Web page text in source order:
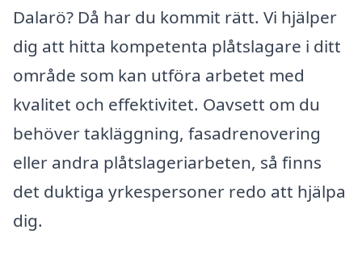
Dalarö? Då har du kommit rätt. Vi hjälper
dig att hitta kompetenta plåtslagare i ditt
område som kan utföra arbetet med
kvalitet och effektivitet. Oavsett om du
behöver takläggning, fasadrenovering
eller andra plåtslageriarbeten, så finns
det duktiga yrkespersoner redo att hjälpa
dig.